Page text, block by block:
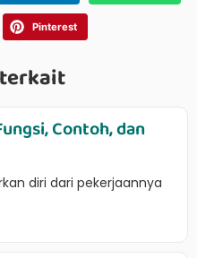
Pinterest
Contoh, dan
diri dari pekerjaannya